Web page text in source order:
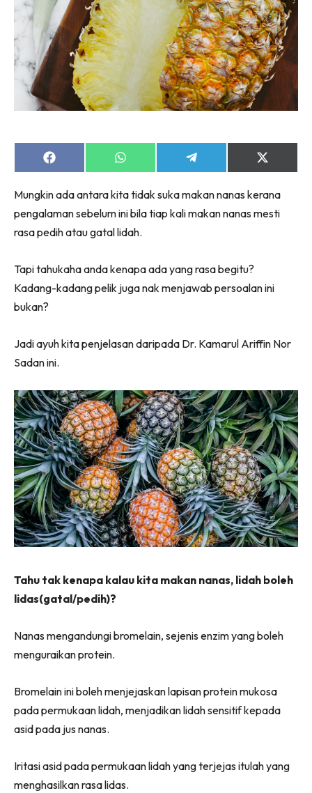
Share
on
Share
on
Share
on
Share
on
(Twitter)
Mungkin ada antara kita tidak suka makan nanas kerana
pengalaman sebelum ini bila tiap kali makan nanas mesti
rasa pedih atau gatal lidah.
Tapi tahukaha anda kenapa ada yang rasa begitu?
Kadang-kadang pelik juga nak menjawab persoalan ini
bukan?
Jadi ayuh kita penjelasan daripada Dr. Kamarul Ariffin Nor
Sadan ini.
Tahu tak kenapa kalau kita makan nanas, lidah boleh
lidas(gatal/pedih)?
Nanas mengandungi bromelain, sejenis enzim yang boleh
menguraikan protein.
Bromelain ini boleh menjejaskan lapisan protein mukosa
pada permukaan lidah, menjadikan lidah sensitif kepada
asid pada jus nanas.
Iritasi asid pada permukaan lidah yang terjejas itulah yang
menghasilkan rasa lidas.